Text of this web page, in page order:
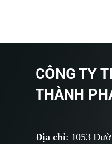
CÔNG TY
THÀNH
Địa chỉ: 1053